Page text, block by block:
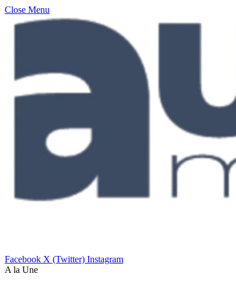
Close Menu
Facebook X (Twitter) Instagram
A la Une